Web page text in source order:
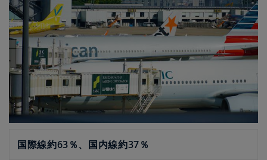
国際線約63％、国内線約37％